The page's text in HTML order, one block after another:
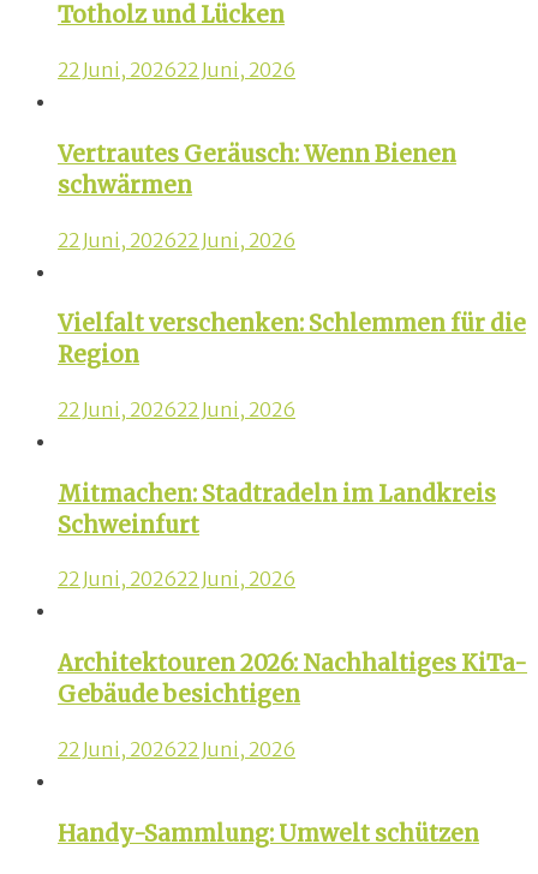
Totholz und Lücken
22 Juni, 202622 Juni, 2026
Vertrautes Geräusch: Wenn Bienen
schwärmen
22 Juni, 202622 Juni, 2026
Vielfalt verschenken: Schlemmen für die
Region
22 Juni, 202622 Juni, 2026
Mitmachen: Stadtradeln im Landkreis
Schweinfurt
22 Juni, 202622 Juni, 2026
Architektouren 2026: Nachhaltiges KiTa-
Gebäude besichtigen
22 Juni, 202622 Juni, 2026
Handy-Sammlung: Umwelt schützen